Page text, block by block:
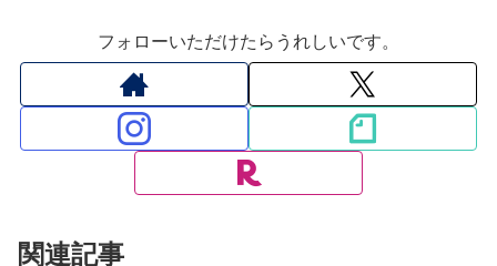
フォローいただけたらうれしいです。
関連記事